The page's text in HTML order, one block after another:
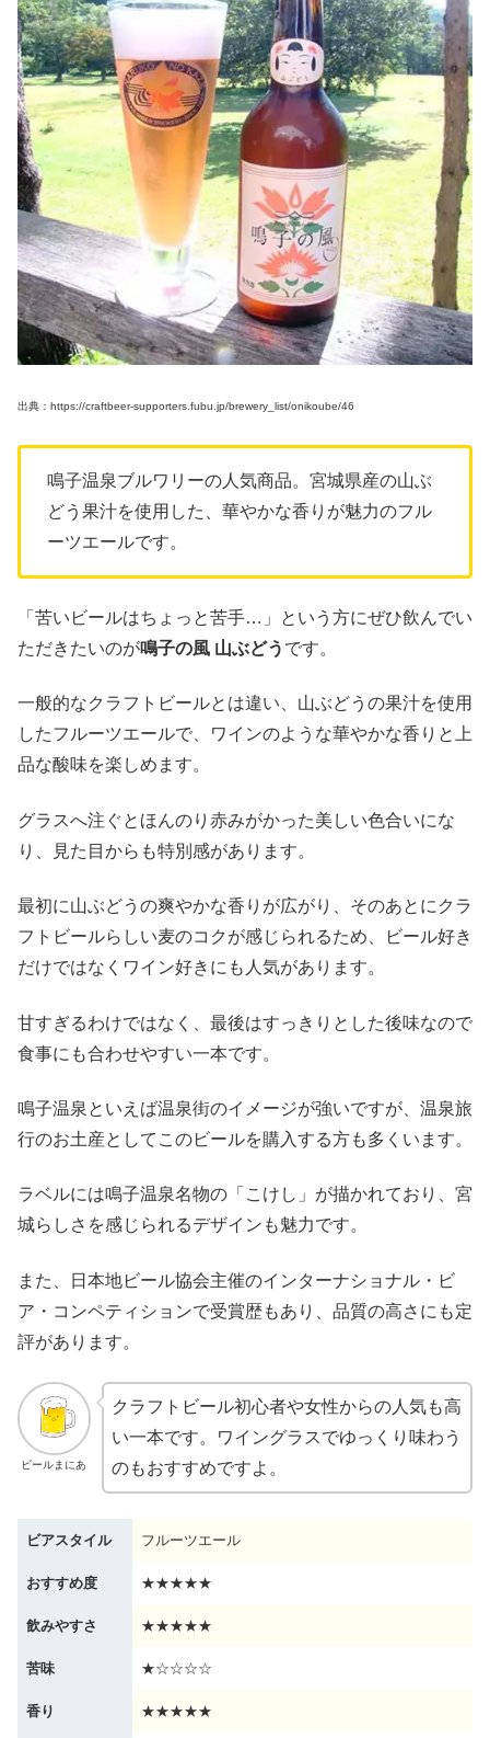
出典：https://craftbeer-supporters.fubu.jp/brewery_list/onikoube/46
鳴子温泉ブルワリーの人気商品。宮城県産の山ぶ
どう果汁を使用した、華やかな香りが魅力のフル
ーツエールです。
「苦いビールはちょっと苦手…」という方にぜひ飲んでい
ただきたいのが鳴子の風 山ぶどう です。
一般的なクラフトビールとは違い、山ぶどうの果汁を使用
したフルーツエールで、ワインのような華やかな香りと上
品な酸味を楽しめます。
グラスへ注ぐとほんのり赤みがかった美しい色合いにな
り、見た目からも特別感があります。
最初に山ぶどうの爽やかな香りが広がり、そのあとにクラ
フトビールらしい麦のコクが感じられるため、ビール好き
だけではなくワイン好きにも人気があります。
甘すぎるわけではなく、最後はすっきりとした後味なので
食事にも合わせやすい一本です。
鳴子温泉といえば温泉街のイメージが強いですが、温泉旅
行のお土産としてこのビールを購入する方も多くいます。
ラベルには鳴子温泉名物の「こけし」が描かれており、宮
城らしさを感じられるデザインも魅力です。
また、日本地ビール協会主催のインターナショナル・ビ
ア・コンペティションで受賞歴もあり、品質の高さにも定
評があります。
ビールまにあ
クラフトビール初心者や女性からの人気も高
い一本です。ワイングラスでゆっくり味わう
のもおすすめですよ。
ビアスタイル フルーツエール
おすすめ度 ★★★★★
飲みやすさ ★★★★★
苦味 ★☆☆☆☆
香り ★★★★★